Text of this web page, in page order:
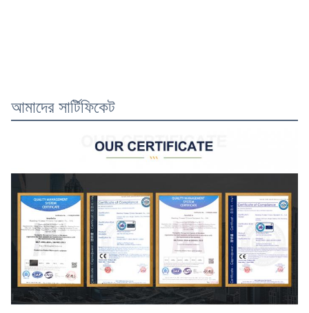
আমাদের সার্টিফিকেট